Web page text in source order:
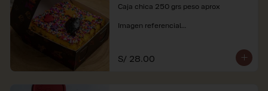
Caja chica 250 grs peso aprox
Imagen referencial
soles e incluyen impuestos de ley y
recargo al consumo.
S/ 28.00